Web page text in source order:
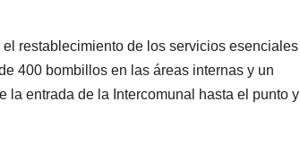
restablecimiento de los servicios esenciales
400 bombillos en las áreas internas y un
entrada de la Intercomunal hasta el punto y